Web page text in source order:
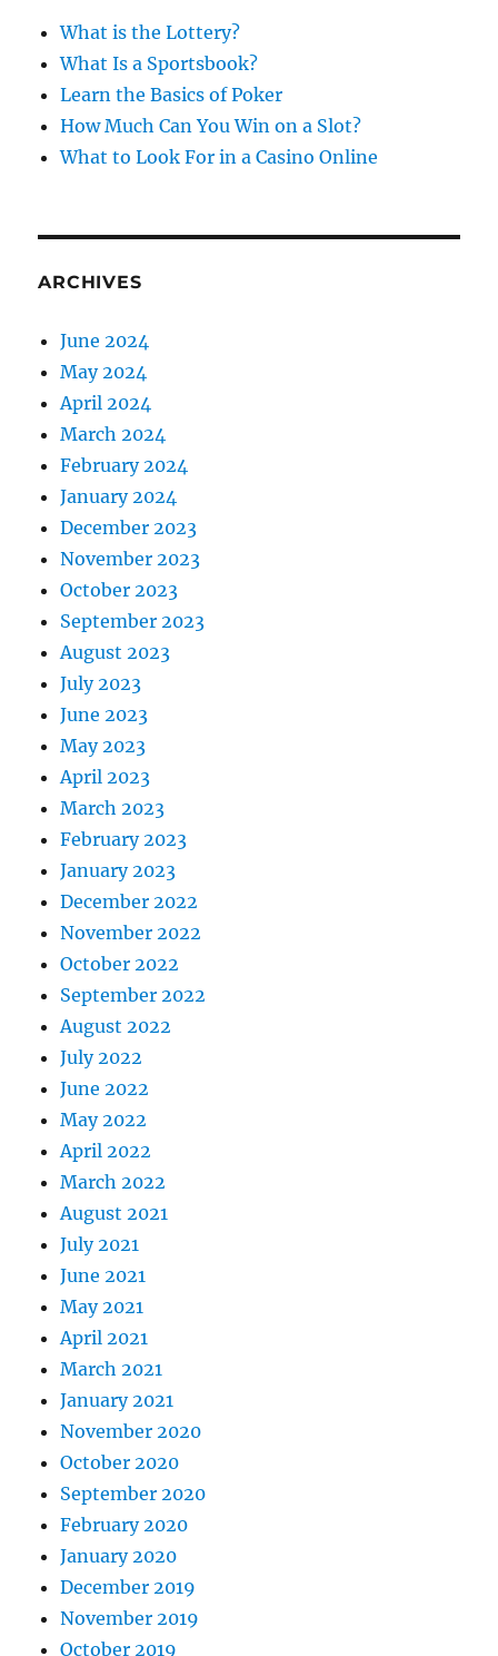
What is the Lottery?
What Is a Sportsbook?
Learn the Basics of Poker
How Much Can You Win on a Slot?
What to Look For in a Casino Online
ARCHIVES
June 2024
May 2024
April 2024
March 2024
February 2024
January 2024
December 2023
November 2023
October 2023
September 2023
August 2023
July 2023
June 2023
May 2023
April 2023
March 2023
February 2023
January 2023
December 2022
November 2022
October 2022
September 2022
August 2022
July 2022
June 2022
May 2022
April 2022
March 2022
August 2021
July 2021
June 2021
May 2021
April 2021
March 2021
January 2021
November 2020
October 2020
September 2020
February 2020
January 2020
December 2019
November 2019
October 2019